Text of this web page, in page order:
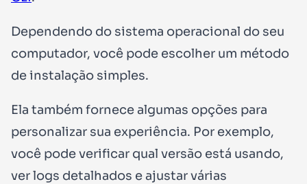
Dependendo do sistema operacional do seu
computador, você pode escolher um método
de instalação simples.
Ela também fornece algumas opções para
personalizar sua experiência. Por exemplo,
você pode verificar qual versão está usando,
ver logs detalhados e ajustar várias